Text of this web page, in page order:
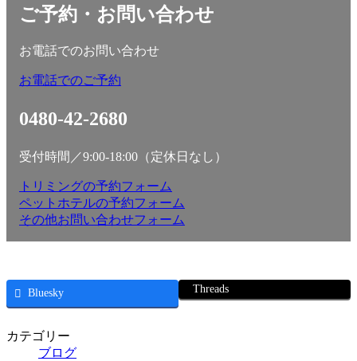
ご予約・お問い合わせ
お電話でのお問い合わせ
お電話でのご予約
0480-42-2680
受付時間／9:00-18:00（定休日なし）
トリミングの予約フォーム
ペットホテルの予約フォーム
その他お問い合わせフォーム
Bluesky Threads
カテゴリー
ブログ